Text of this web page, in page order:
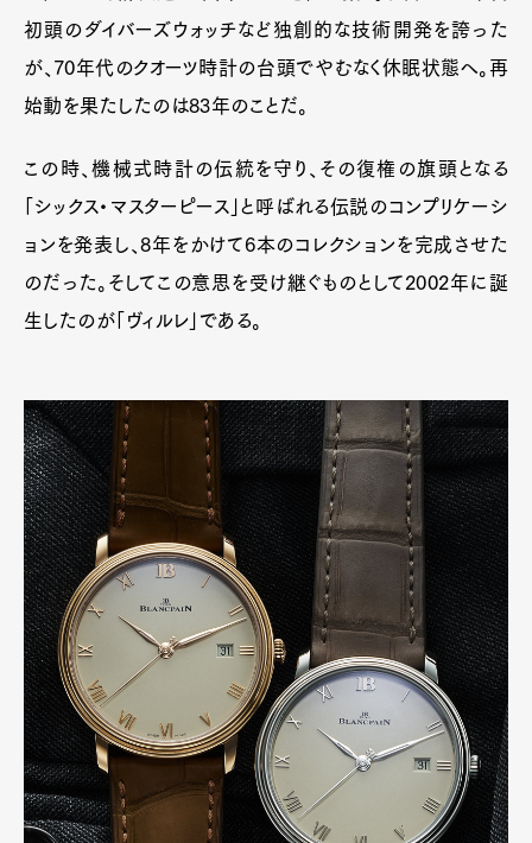
Pen Membership
Official Columnist
Pen international
初頭のダイバーズウォッチなど独創的な技術開発を誇った
が、70年代のクオーツ時計の台頭でやむなく休眠状態へ。再
始動を果たしたのは83年のことだ。
この時、機械式時計の伝統を守り、その復権の旗頭となる
「シックス・マスターピース」と呼ばれる伝説のコンプリケーシ
ョンを発表し、8年をかけて6本のコレクションを完成させた
のだった。そしてこの意思を受け継ぐものとして2002年に誕
生したのが「ヴィルレ」である。